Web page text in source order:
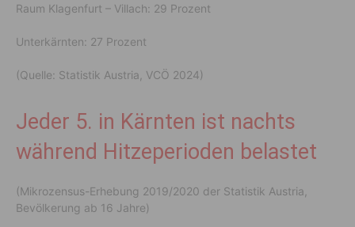
Raum Klagenfurt – Villach: 29 Prozent
Unterkärnten: 27 Prozent
(Quelle: Statistik Austria, VCÖ 2024)
Jeder 5. in Kärnten ist nachts
während Hitzeperioden belastet
(Mikrozensus-Erhebung 2019/2020 der Statistik Austria,
Bevölkerung ab 16 Jahre)